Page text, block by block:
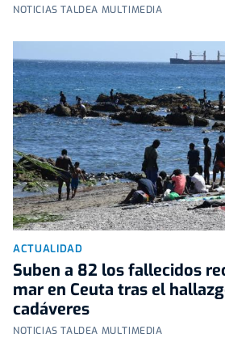
NOTICIAS TALDEA MULTIMEDIA
ACTUALIDAD
Suben a 82 los fallecidos
mar en Ceuta tras el
cadáveres
NOTICIAS TALDEA MULTIMEDIA